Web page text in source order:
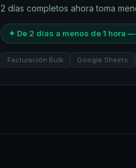
2 días completos ahora toma
✦ De 2 días a menos de 1 hora
Facturación Bulk Google Sheets